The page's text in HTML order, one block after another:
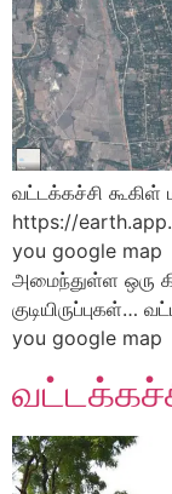
வட்டக்கச்சி
https://
you google map
அமைந்துள்ள ஒரு
you google map